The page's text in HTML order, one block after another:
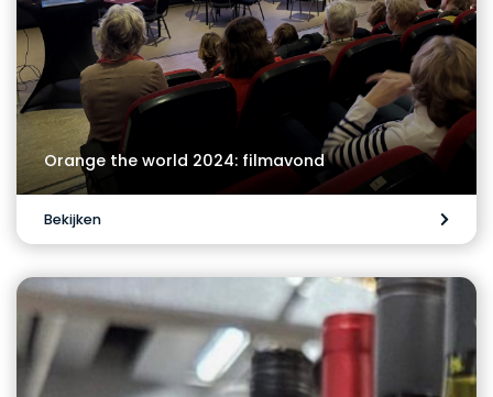
Orange the world 2024: filmavond
Bekijken